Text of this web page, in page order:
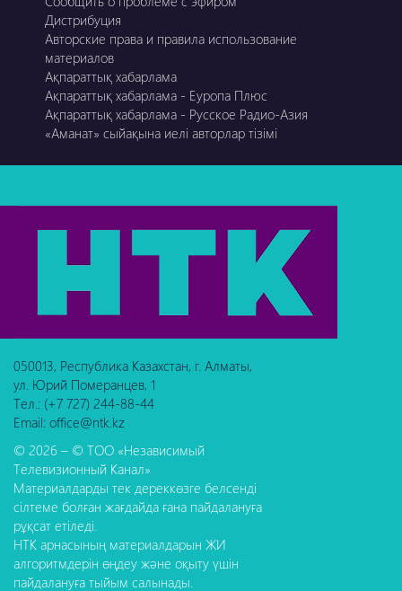
Дистрибуция
Авторские права и правила использование
материалов
Ақпараттық хабарлама
Ақпараттық хабарлама - Еуропа Плюс
Ақпараттық хабарлама - Русское Радио-Азия
«Аманат» сыйақына иелі авторлар тізімі
050013, Республика Казахстан, г. Алматы,
ул. Юрий Померанцев, 1
Тел.: (+7 727) 244-88-44
Email: office@ntk.kz
© 2026 – © ТОО «Независимый
Телевизионный Канал»
Материалдарды тек дереккөзге белсенді
сілтеме болған жағдайда ғана пайдалануға
рұқсат етіледі.
НТК арнасының материалдарын ЖИ
алгоритмдерін өңдеу және оқыту үшін
пайдалануға тыйым салынады.